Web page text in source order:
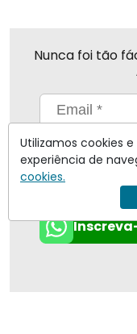
Nunca foi tão
Eu concordo em
informações reveja
Utilizamos cookies
experiência de
cookies.